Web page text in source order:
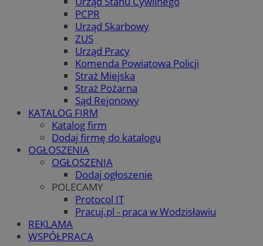
PCPR
Urząd Skarbowy
ZUS
Urząd Pracy
Komenda Powiatowa Policji
Straż Miejska
Straż Pożarna
Sąd Rejonowy
KATALOG FIRM
Katalog firm
Dodaj firmę do katalogu
OGŁOSZENIA
OGŁOSZENIA
Dodaj ogłoszenie
POLECAMY
Protocol IT
Pracuj.pl - praca w Wodzisławiu
REKLAMA
WSPÓŁPRACA